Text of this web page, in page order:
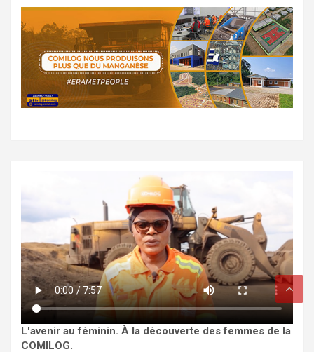
L'avenir au féminin. À la découverte des femmes de la
COMILOG.